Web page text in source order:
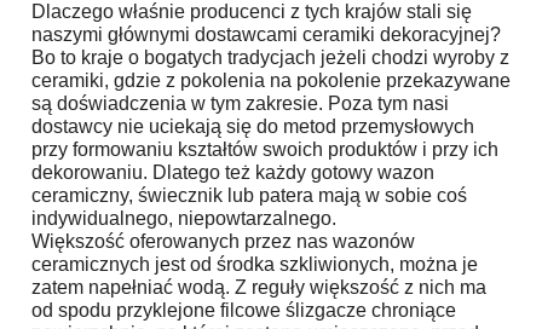
Dlaczego właśnie producenci z tych krajów stali się
naszymi głównymi dostawcami ceramiki dekoracyjnej?
Bo to kraje o bogatych tradycjach jeżeli chodzi wyroby z
ceramiki, gdzie z pokolenia na pokolenie przekazywane
są doświadczenia w tym zakresie. Poza tym nasi
dostawcy nie uciekają się do metod przemysłowych
przy formowaniu kształtów swoich produktów i przy ich
dekorowaniu. Dlatego też każdy gotowy wazon
ceramiczny, świecznik lub patera mają w sobie coś
indywidualnego, niepowtarzalnego.
Większość oferowanych przez nas wazonów
ceramicznych jest od środka szkliwionych, można je
zatem napełniać wodą. Z reguły większość z nich ma
od spodu przyklejone filcowe ślizgacze chroniące